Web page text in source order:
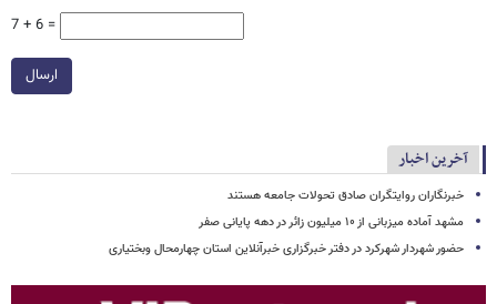
7 + 6 =
ارسال
آخرین اخبار
خبرنگاران روایتگران صادق تحولات جامعه هستند
مشهد آماده میزبانی از ۱۰ میلیون زائر در دهه پایانی صفر
حضور شهردار شهرکرد در دفتر خبرگزاری خبرآنلاین استان چهارمحال وبختیاری